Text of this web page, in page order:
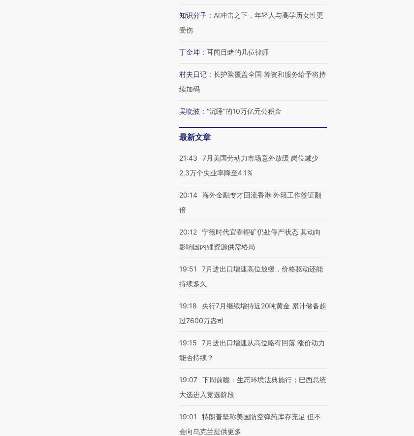
知识分子 ： AI冲击之下，年轻人与高学历女性更
受伤
丁金坤 ： 耳闻目睹的几位律师
村夫日记 ： 长护险覆盖全国 筹资和服务给予将持
续加码
吴晓波 ： “沉睡”的10万亿元公积金
最新文章
21:43
7月美国劳动力市场意外放缓 岗位减少
2.3万个失业率降至4.1%
20:14 海外金融专才回流香港 外籍工作签证翻
倍
20:12 宁德时代宜春锂矿仍处停产状态 其动向
影响国内锂资源供需格局
19:51
7月进出口增速高位放缓，价格驱动还能
持续多久
19:18
央行7月继续增持近20吨黄金 累计储备超
过7600万盎司
19:15
7月进出口增速从高位略有回落 涨价动力
能否持续？
19:07 下周前瞻：生态环境法典施行；巴西总统
大选进入竞选阶段
19:01
特朗普坚称美国防空弹药库存充足 但不
会向乌克兰提供更多